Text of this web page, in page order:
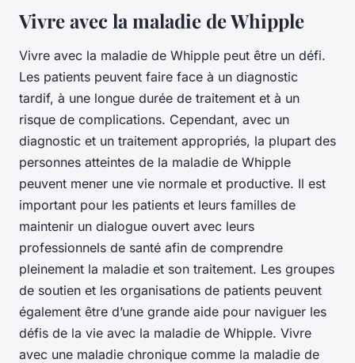
Vivre avec la maladie de Whipple
Vivre avec la maladie de Whipple peut être un défi.
Les patients peuvent faire face à un diagnostic
tardif, à une longue durée de traitement et à un
risque de complications. Cependant, avec un
diagnostic et un traitement appropriés, la plupart des
personnes atteintes de la maladie de Whipple
peuvent mener une vie normale et productive. Il est
important pour les patients et leurs familles de
maintenir un dialogue ouvert avec leurs
professionnels de santé afin de comprendre
pleinement la maladie et son traitement. Les groupes
de soutien et les organisations de patients peuvent
également être d’une grande aide pour naviguer les
défis de la vie avec la maladie de Whipple. Vivre
avec une maladie chronique comme la maladie de